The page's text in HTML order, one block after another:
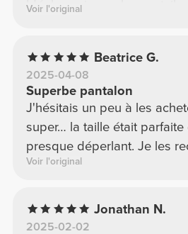
Idéal aussi pour le sport, il
Voir l'original
Beatrice G.
2025-04-08
Superbe pantalon
J'hésitais un peu à les
super… la taille était
presque déperlant. Je les
Voir l'original
Jonathan N.
2025-02-02